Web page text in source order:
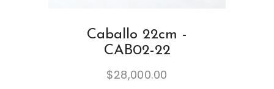
Caballo 22cm -
CAB02-22
$28,000.00